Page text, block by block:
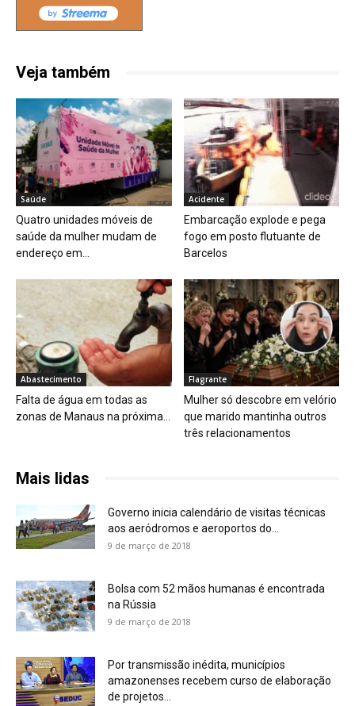
Veja também
Saúde
Quatro unidades móveis de
saúde da mulher mudam de
endereço em...
Acidente
Embarcação explode e pega
fogo em posto flutuante de
Barcelos
Abastecimento
Falta de água em todas as
zonas de Manaus na próxima...
Flagrante
Mulher só descobre em velório
que marido mantinha outros
três relacionamentos
Mais lidas
Governo inicia calendário de visitas técnicas
aos aeródromos e aeroportos do...
9 de março de 2018
Bolsa com 52 mãos humanas é encontrada
na Rússia
9 de março de 2018
Por transmissão inédita, municípios
amazonenses recebem curso de elaboração
de projetos...